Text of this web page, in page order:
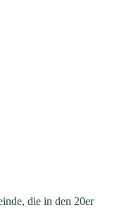
die in den 20er